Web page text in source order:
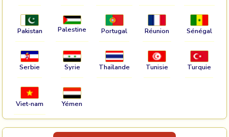
Pakistan Palestine Portugal Réunion Sénégal
Serbie Syrie Thaïlande Tunisie Turquie
Viet-nam Yémen